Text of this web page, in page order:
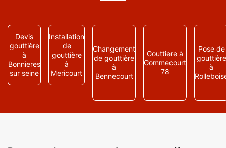
Devis
gouttière
à
Bonnieres
sur seine
Installation
de
gouttière
à
Mericourt
Changement
de gouttière
à
Bennecourt
Gouttiere à
Gommecourt
78
Pose de
gouttière
à